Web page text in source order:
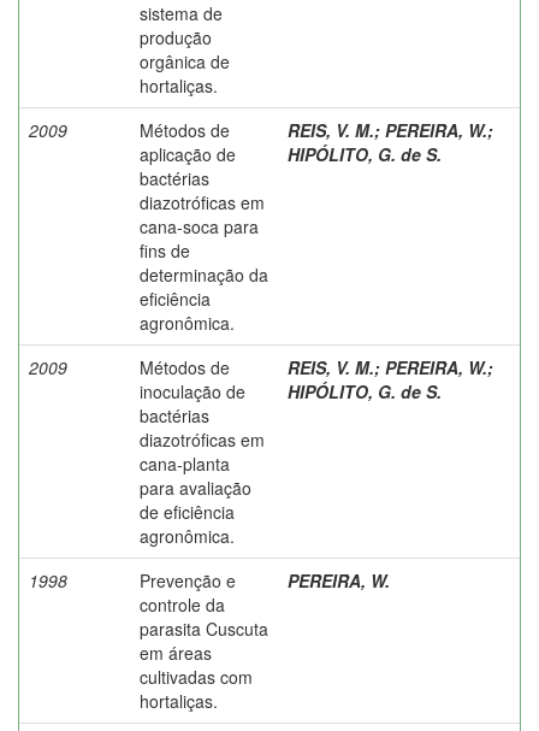
sistema de
produção
orgânica de
hortaliças.
2009
Métodos de
aplicação de
bactérias
diazotróficas em
cana-soca para
fins de
determinação da
eficiência
agronômica.
REIS, V. M.; PEREIRA, W.;
HIPÓLITO, G. de S.
2009
Métodos de
inoculação de
bactérias
diazotróficas em
cana-planta
para avaliação
de eficiência
agronômica.
REIS, V. M.; PEREIRA, W.;
HIPÓLITO, G. de S.
1998
Prevenção e
controle da
parasita Cuscuta
em áreas
cultivadas com
hortaliças.
PEREIRA, W.